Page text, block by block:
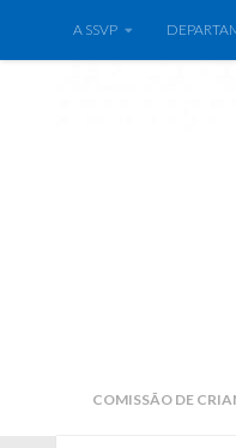
A SSVP
COMISSÃO DE